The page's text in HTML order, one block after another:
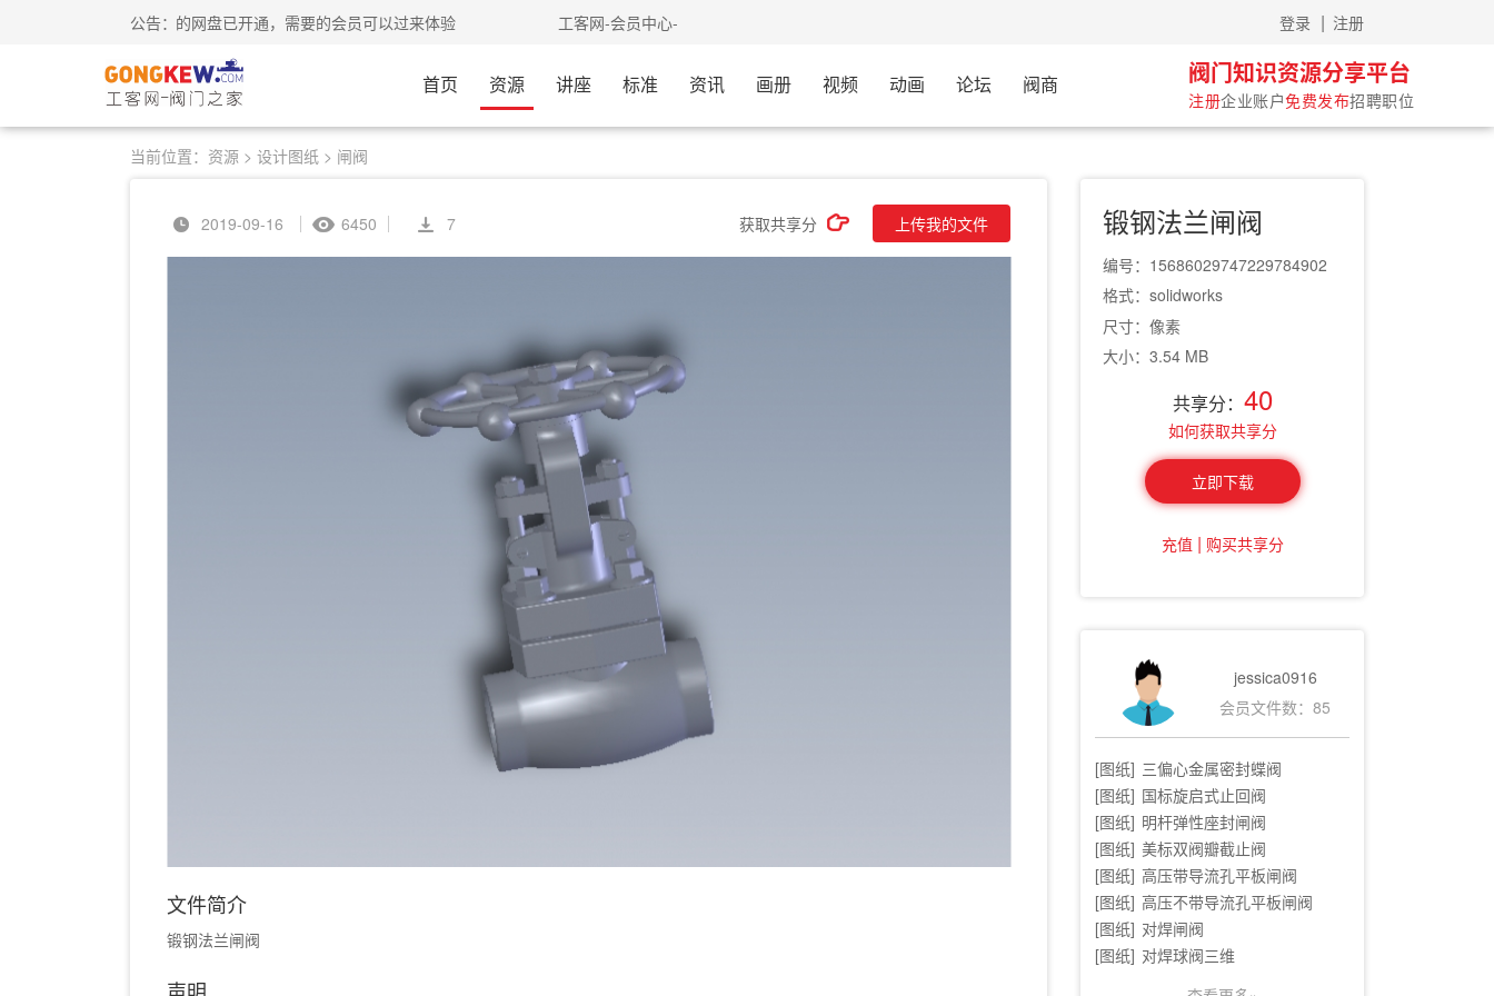
公告：
工客网-会员中心-我的网盘已开通，需要的会员可以过来体验 工客网-会员中心-我的网盘已开通，需要的会员可以过来体验 登录 | 注册
首页 资源 讲座 标准 资讯 画册 视频 动画 论坛 阀商 阀门知识资源分享平台
注册企业账户免费发布招聘职位
当前位置： 资源 > 设计图纸 > 闸阀
2019-09-16 6450 7 上传我的文件
获取共享分
文件简介
锻钢法兰闸阀
锻钢法兰闸阀
编号：15686029747229784902
格式：solidworks
尺寸：像素
大小：3.54 MB
共享分： 40
如何获取共享分
立即下载
充值 | 购买共享分
jessica0916
会员文件数：85
[图纸] 三偏心金属密封蝶阀
[图纸] 国标旋启式止回阀
[图纸] 明杆弹性座封闸阀
[图纸] 美标双阀瓣截止阀
[图纸] 高压带导流孔平板闸阀
[图纸] 高压不带导流孔平板闸阀
[图纸] 对焊闸阀
[图纸] 对焊球阀三维